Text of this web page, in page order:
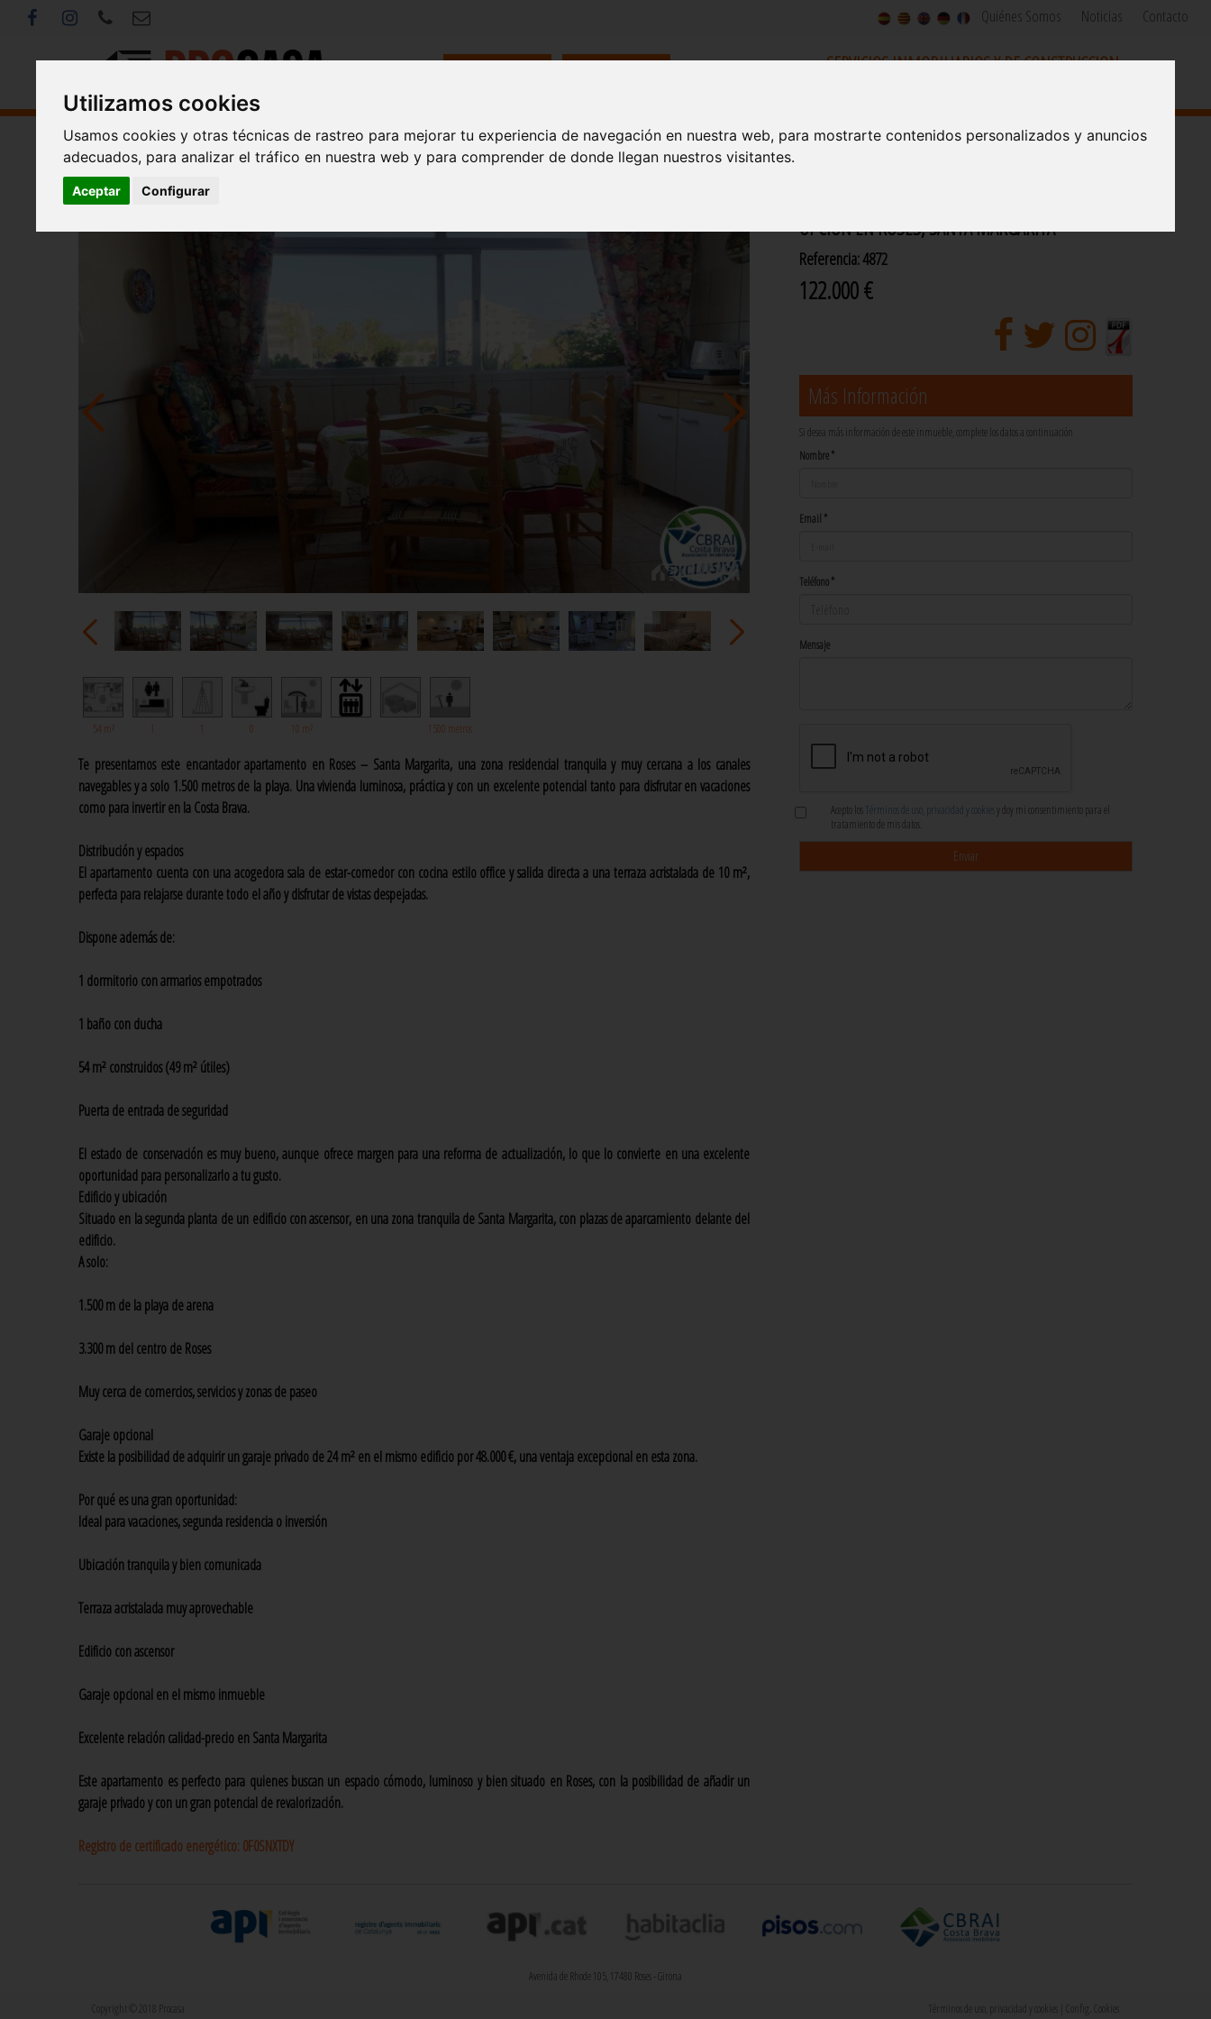
Utilizamos cookies
Usamos cookies y otras técnicas de rastreo para mejorar tu experiencia de navegación en nuestra web, para mostrarte contenidos personalizados y anuncios
adecuados, para analizar el tráfico en nuestra web y para comprender de donde llegan nuestros visitantes.
Aceptar Configurar
Quiénes Somos Noticias Contacto
SERVICIOS INMOBILIARIOS Y DE CONSTRUCCION
<< Volver
54 m² 1 1 0 10 m² 1500 metros
Te presentamos este encantador apartamento en Roses – Santa Margarita, una zona residencial tranquila y muy cercana a los canales
navegables y a solo 1.500 metros de la playa. Una vivienda luminosa, práctica y con un excelente potencial tanto para disfrutar en vacaciones
como para invertir en la Costa Brava.
Distribución y espacios
El apartamento cuenta con una acogedora sala de estar-comedor con cocina estilo office y salida directa a una terraza acristalada de 10 m²,
perfecta para relajarse durante todo el año y disfrutar de vistas despejadas.
Dispone además de:
1 dormitorio con armarios empotrados
1 baño con ducha
54 m² construidos (49 m² útiles)
Puerta de entrada de seguridad
El estado de conservación es muy bueno, aunque ofrece margen para una reforma de actualización, lo que lo convierte en una excelente
oportunidad para personalizarlo a tu gusto.
Edificio y ubicación
Situado en la segunda planta de un edificio con ascensor, en una zona tranquila de Santa Margarita, con plazas de aparcamiento delante del
edificio.
A solo:
1.500 m de la playa de arena
3.300 m del centro de Roses
Muy cerca de comercios, servicios y zonas de paseo
Garaje opcional
Existe la posibilidad de adquirir un garaje privado de 24 m² en el mismo edificio por 48.000 €, una ventaja excepcional en esta zona.
Por qué es una gran oportunidad:
Ideal para vacaciones, segunda residencia o inversión
Ubicación tranquila y bien comunicada
Terraza acristalada muy aprovechable
Edificio con ascensor
Garaje opcional en el mismo inmueble
Excelente relación calidad-precio en Santa Margarita
Este apartamento es perfecto para quienes buscan un espacio cómodo, luminoso y bien situado en Roses, con la posibilidad de añadir un
garaje privado y con un gran potencial de revalorización.
Registro de certificado energético:0F0SNXTDY
OPCIÓN EN ROSES, SANTA MARGARITA
Referencia: 4872
122.000 €
Más Información
Si desea más información de este inmueble, complete los datos a continuación
Nombre *
Email *
Teléfono *
Mensaje
Acepto losTérminos de uso, privacidad y cookies y doy mi consentimiento para el
tratamiento de mis datos.
Avenida de Rhode 105, 17480 Roses - Girona
Copyright © 2018 Procasa Términos de uso, privacidad y cookies Config. Cookies